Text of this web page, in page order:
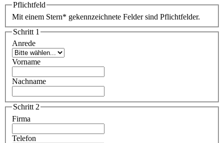
Pflichtfeld
Mit einem Stern* gekennzeichnete Felder sind Pflichtfelder.
Schritt 1
Anrede
Vorname
Nachname
Schritt 2
Firma
Telefon